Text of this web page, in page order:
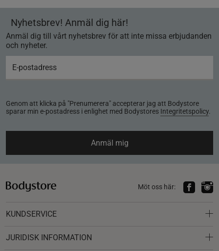
Nyhetsbrev! Anmäl dig här!
Anmäl dig till vårt nyhetsbrev för att inte missa erbjudanden
och nyheter.
Genom att klicka på "Prenumerera" accepterar jag att Bodystore
sparar min e-postadress i enlighet med Bodystores Integritetspolicy.
Anmäl mig
Möt oss här:
KUNDSERVICE
JURIDISK INFORMATION